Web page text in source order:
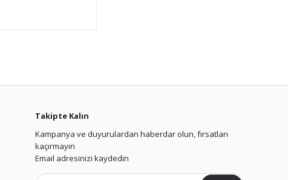
Takipte Kalın
Kampanya ve duyurulardan haberdar olun, fırsatları
kaçırmayın
Email adresinizi kaydedin